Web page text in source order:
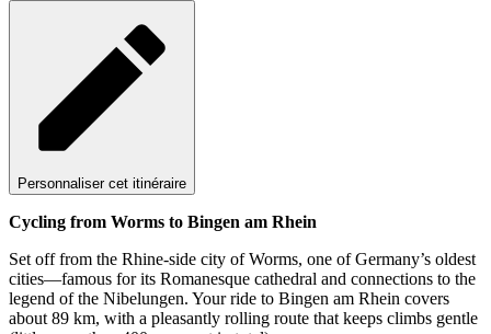
Personnaliser cet itinéraire
Cycling from Worms to Bingen am Rhein
Set off from the Rhine-side city of Worms, one of Germany’s oldest
cities—famous for its Romanesque cathedral and connections to the
legend of the Nibelungen. Your ride to Bingen am Rhein covers
about 89 km, with a pleasantly rolling route that keeps climbs gentle